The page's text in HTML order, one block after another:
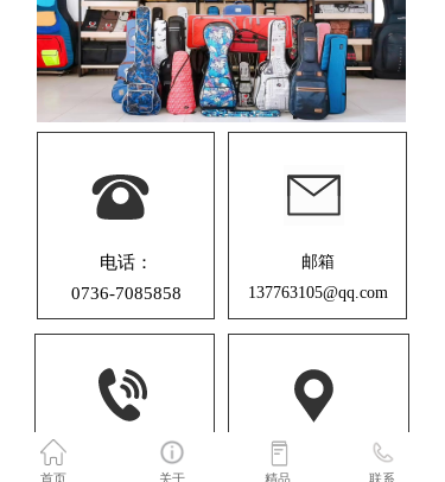
首页 关于 精品 联系
电话：
0736-7085858
邮箱
137763105@qq.com
服务热线： 地址：湖南省常德市武陵区